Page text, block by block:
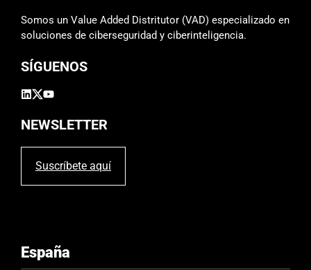
Somos un Value Added Distritutor (VAD) especializado en
soluciones de ciberseguridad y ciberinteligencia.
SÍGUENOS
NEWSLETTER
Suscríbete aquí
España